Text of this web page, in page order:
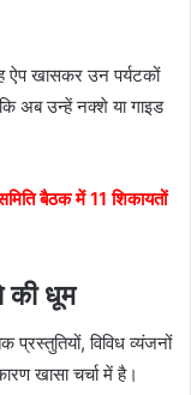
ऐप खासकर उन पर्यटकों
अब उन्हें नक्शे या गाइड
बैठक में 11 शिकायतों
की धूम
प्रस्तुतियों, विविध व्यंजनों
खासा चर्चा में है।